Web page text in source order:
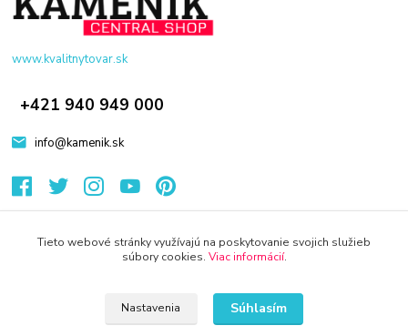
www.kvalitnytovar.sk
+421 940 949 000
info@kamenik.sk
Tieto webové stránky využívajú na poskytovanie svojich služieb
súbory cookies. Viac informácií.
Nastavenia Súhlasím